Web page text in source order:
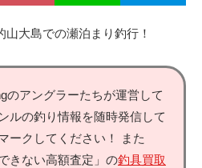
のアングラーたちが運営して
ルの釣り情報を随時発信して
ークしてください！ また
きない高額査定」の釣具買取